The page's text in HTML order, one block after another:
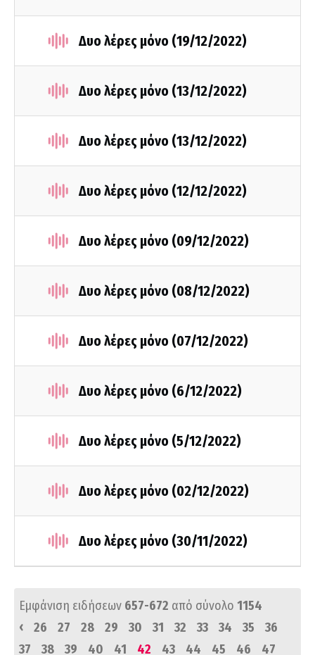
Δυο λέρες μόνο (19/12/2022)
Δυο λέρες μόνο (13/12/2022)
Δυο λέρες μόνο (13/12/2022)
Δυο λέρες μόνο (12/12/2022)
Δυο λέρες μόνο (09/12/2022)
Δυο λέρες μόνο (08/12/2022)
Δυο λέρες μόνο (07/12/2022)
Δυο λέρες μόνο (6/12/2022)
Δυο λέρες μόνο (5/12/2022)
Δυο λέρες μόνο (02/12/2022)
Δυο λέρες μόνο (30/11/2022)
Εμφάνιση ειδήσεων 657-672 από σύνολο 1154
‹
26 27 28 29 30 31 32 33 34 35
36
37
38 39 40 41 42 43 44 45 46
47